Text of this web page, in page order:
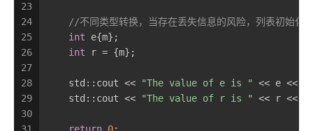
23
24
25
26
27
28
29
30
//不同类型转换，当存在丢失信息的风险，列表初始化
int e{m};
int r = {m};
    std::cout <<
"The value of e is " << e <<
    std::cout <<
"The value of r is " << r <<